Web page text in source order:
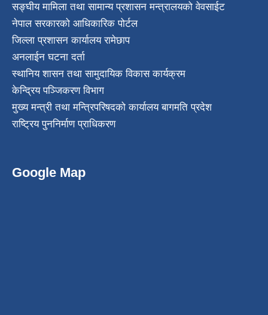
सङ्घीय मामिला तथा सामान्य प्रशासन मन्त्रालयको वेवसाईट
नेपाल सरकारको आधिकारिक पोर्टल
जिल्ला प्रशासन कार्यालय रामेछाप
अनलाईन घटना दर्ता
स्थानिय शासन तथा सामुदायिक विकास कार्यक्रम
केन्द्रिय पञ्जिकरण विभाग
मुख्य मन्त्री तथा मन्त्रिपरिषदको कार्यालय बागमति प्रदेश
राष्ट्रिय पुननिर्माण प्राधिकरण
Google Map